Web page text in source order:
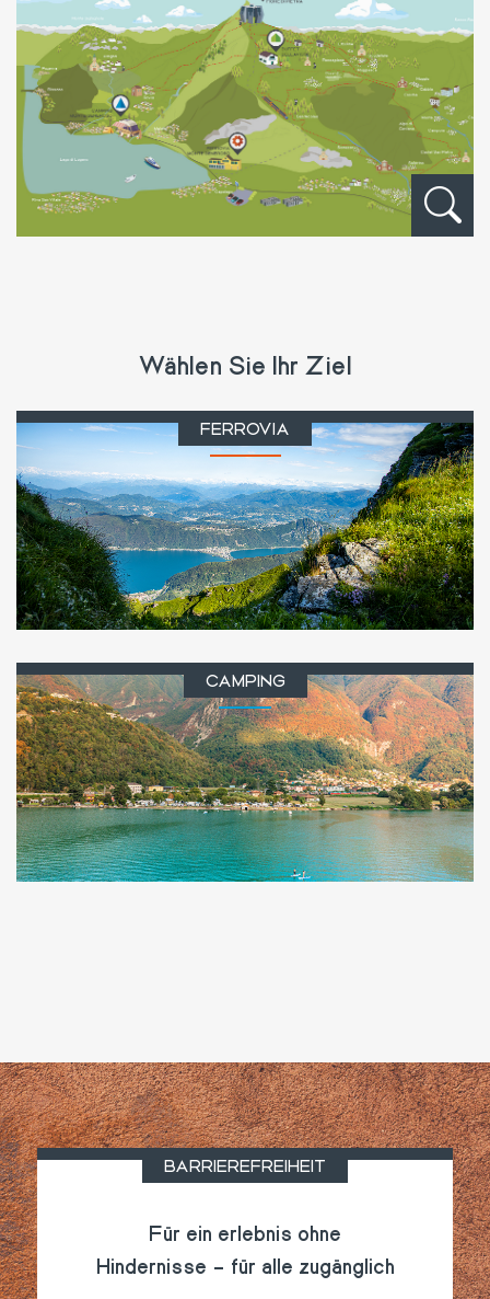
Wählen Sie Ihr Ziel
BERG
FERROVIA
SEE
CAMPING
BARRIEREFREIHEIT
Für ein erlebnis ohne
Hindernisse – für alle zugänglich